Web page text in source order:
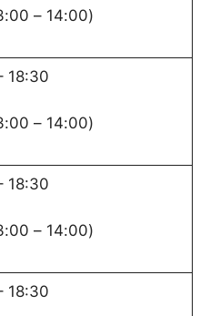
– 14:00)
18:30
– 14:00)
18:30
– 14:00)
18:30